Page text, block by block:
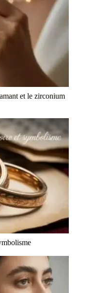
et le zirconium